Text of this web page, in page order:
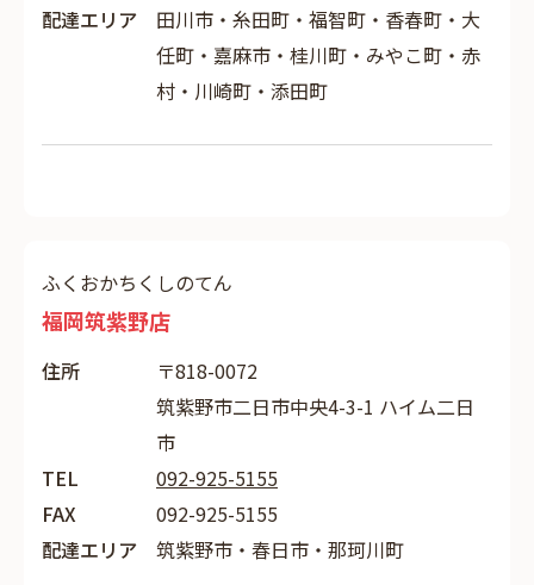
配達エリア
田川市・糸田町・福智町・香春町・大
任町・嘉麻市・桂川町・みやこ町・赤
村・川崎町・添田町
ふくおかちくしのてん
福岡筑紫野店
住所
〒818-0072
筑紫野市二日市中央4-3-1 ハイム二日
市
TEL
092-925-5155
FAX
092-925-5155
配達エリア
筑紫野市・春日市・那珂川町